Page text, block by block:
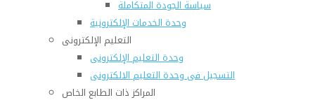
سياسة الجودة المتكاملة
وحدة الخدمات الإلكترونية
التعليم الإلكترونى
وحدة التعليم الإلكترونى
التسجيل فى وحدة التعليم الالكترونى
المراكز ذات الطابع الخاص